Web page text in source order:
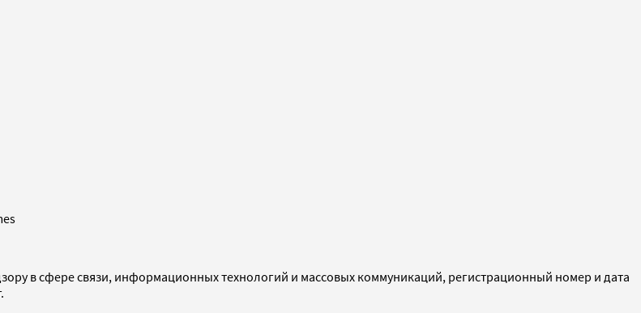
в сфере связи, информационных технологий и массовых коммуникаций, регистрационный номер и дата